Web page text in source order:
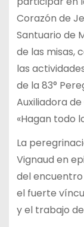
Corazón de
Santuario de
de las misas,
las
de la 83°
Auxiliadora
«Hagan todo
La
Vignaud en
del
el fuerte
y el trabajo